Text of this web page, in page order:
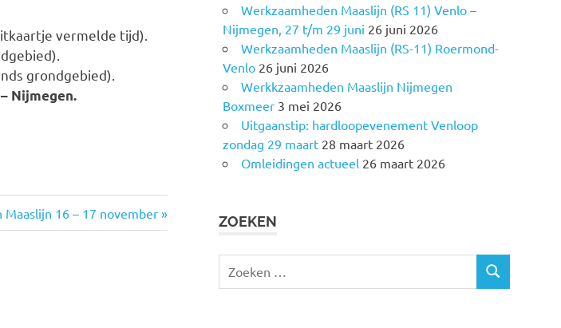
vermelde tijd).
grondgebied).
Nijmegen.
Maaslijn 16 – 17 november
Werkzaamheden Maaslijn (RS 11) Venlo –
Nijmegen, 27 t/m 29 juni 26 juni 2026
Werkzaamheden Maaslijn (RS-11) Roermond-
Venlo 26 juni 2026
Werkkzaamheden Maaslijn Nijmegen
Boxmeer 3 mei 2026
Uitgaanstip: hardloopevenement Venloop
zondag 29 maart 28 maart 2026
Omleidingen actueel 26 maart 2026
ZOEKEN
Z